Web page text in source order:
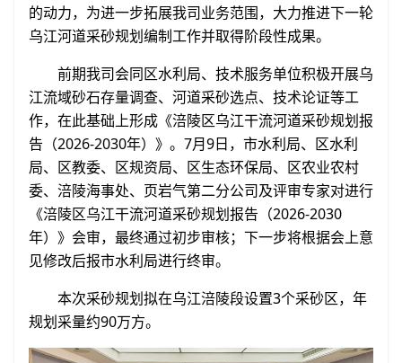
的动力，为进一步拓展我司业务范围，大力推进下一轮
乌江河道采砂规划编制工作并取得阶段性成果。
前期我司会同区水利局、技术服务单位积极开展乌
江流域砂石存量调查、河道采砂选点、技术论证等工
作，在此基础上形成《涪陵区乌江干流河道采砂规划报
告（2026-2030年）》。7月9日，市水利局、区水利
局、区教委、区规资局、区生态环保局、区农业农村
委、涪陵海事处、页岩气第二分公司及评审专家对进行
《涪陵区乌江干流河道采砂规划报告（2026-2030
年）》会审，最终通过初步审核；下一步将根据会上意
见修改后报市水利局进行终审。
本次采砂规划拟在乌江涪陵段设置3个采砂区，年
规划采量约90万方。